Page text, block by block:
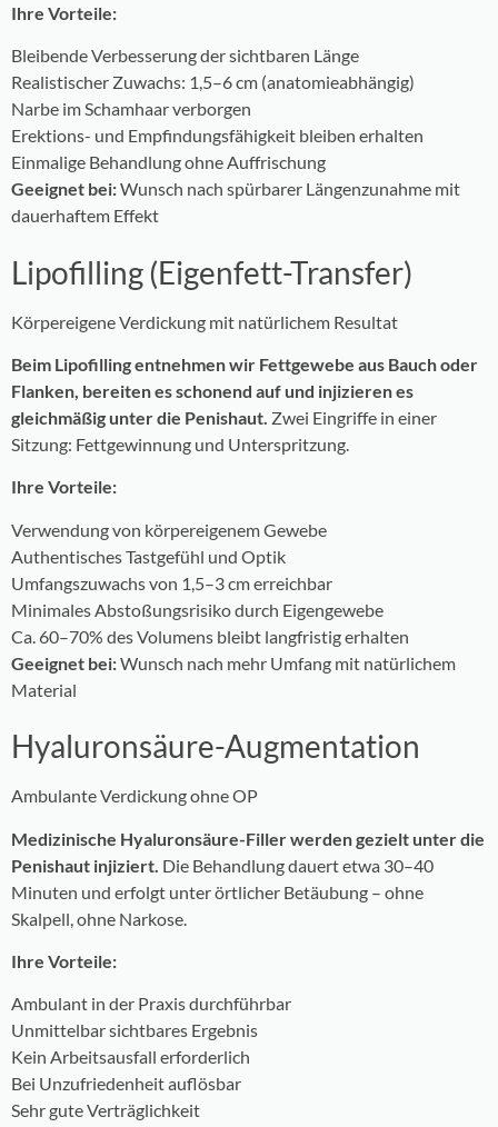
Ihre Vorteile:
Bleibende Verbesserung der sichtbaren Länge
Realistischer Zuwachs: 1,5–6 cm (anatomieabhängig)
Narbe im Schamhaar verborgen
Erektions- und Empfindungsfähigkeit bleiben erhalten
Einmalige Behandlung ohne Auffrischung
Geeignet bei:Wunsch nach spürbarer Längenzunahme mit
dauerhaftem Effekt
Lipofilling (Eigenfett-Transfer)
Körpereigene Verdickung mit natürlichem Resultat
Beim Lipofilling entnehmen wir Fettgewebe aus Bauch oder
Flanken, bereiten es schonend auf und injizieren es
gleichmäßig unter die Penishaut. Zwei Eingriffe in einer
Sitzung: Fettgewinnung und Unterspritzung.
Ihre Vorteile:
Verwendung von körpereigenem Gewebe
Authentisches Tastgefühl und Optik
Umfangszuwachs von 1,5–3 cm erreichbar
Minimales Abstoßungsrisiko durch Eigengewebe
Ca. 60–70% des Volumens bleibt langfristig erhalten
Geeignet bei:Wunsch nach mehr Umfang mit natürlichem
Material
Hyaluronsäure-Augmentation
Ambulante Verdickung ohne OP
Medizinische Hyaluronsäure-Filler werden gezielt unter die
Penishaut injiziert. Die Behandlung dauert etwa 30–40
Minuten und erfolgt unter örtlicher Betäubung – ohne
Skalpell, ohne Narkose.
Ihre Vorteile:
Ambulant in der Praxis durchführbar
Unmittelbar sichtbares Ergebnis
Kein Arbeitsausfall erforderlich
Bei Unzufriedenheit auflösbar
Sehr gute Verträglichkeit